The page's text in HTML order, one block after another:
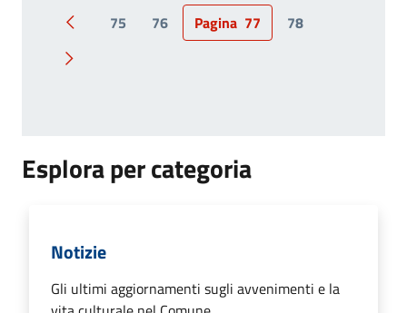
Pagina precedente
75 76 Pagina 77 78
Pagina successiva
Esplora per categoria
Notizie
Gli ultimi aggiornamenti sugli avvenimenti e la